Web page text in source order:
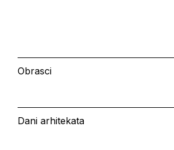
Obrasci
Dani arhitekata